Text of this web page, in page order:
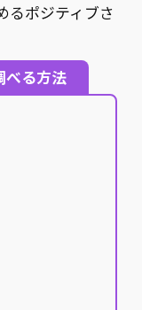
るポジティブさ
べる方法